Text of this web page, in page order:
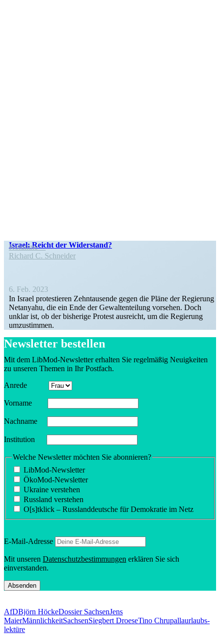
Israel: Reicht der Widerstand?
Kolumne
Richard C. Schneider
6. Feb. 2023
In Israel protes­tieren Zehntau­sende gegen die Pläne der Regierung
Netanyahu, die ein Ende der Gewal­ten­teilung vorsehen. Doch
unklar ist, ob der bisherige Protest ausreicht, um die Regierung
umzustimmen.
Newsletter bestellen
Mit dem LibMod-Newsletter erhalten Sie regel­mäßig Neuig­keiten
zu unseren Themen in Ihr Postfach.
Anrede
Vorname
Nachname
Insti­tution
Welche Newsletter möchten Sie abonnieren?
LibMod-Newsletter
ÖkoMod-Newsletter
Ukraine verstehen
Russland verstehen
O[s]tklick – Russland­deutsche für Demokratie im Netz
E‑Mail-Adresse
Mit unseren Daten­schutz­be­stim­mungen erklären Sie sich
einverstanden.
AfDBjörn HöckeDossier SachsenJens
MaierMännlichkeitSachsenSiegbert DroeseTino Chrupallaurlaubs­
lek­türe